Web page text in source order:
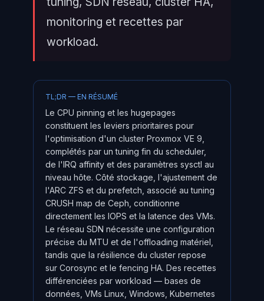
monitoring et recettes par
workload.
TL;DR — EN RÉSUMÉ
Le CPU pinning et les hugepages
constituent les leviers prioritaires pour
l'optimisation d'un cluster Proxmox VE 9,
complétés par un tuning fin du scheduler,
de l'IRQ affinity et des paramètres sysctl au
niveau hôte. Côté stockage, l'ajustement de
l'ARC ZFS et du prefetch, associé au tuning
CRUSH map de Ceph, conditionne
directement les IOPS et la latence des VMs.
Le réseau SDN nécessite une configuration
précise du MTU et de l'offloading matériel,
tandis que la résilience du cluster repose
sur Corosync et le fencing HA. Des recettes
différenciées par workload — bases de
données, VMs Linux, Windows, Kubernetes